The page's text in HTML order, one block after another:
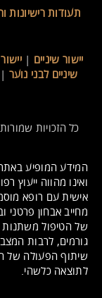
תעודות רישיונות
יישור שיניים |
שיניים לבני נוער |
כל הזכויות
המידע המופיע
ואינו מהווה ייעוץ
אישית עם רופא
מחייב אבחון פרטני
של הטיפול משתנות
גורמים, לרבות
שיתוף הפעולה של
לתוצאה כלשהי.